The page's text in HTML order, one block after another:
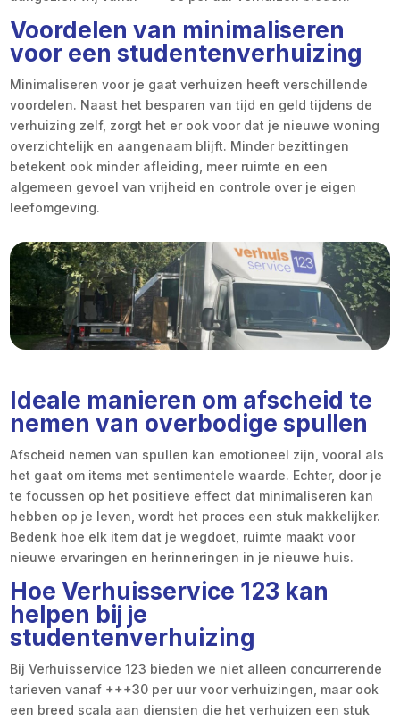
Voordelen van minimaliseren
voor een studentenverhuizing
Minimaliseren voor je gaat verhuizen heeft verschillende
voordelen. Naast het besparen van tijd en geld tijdens de
verhuizing zelf, zorgt het er ook voor dat je nieuwe woning
overzichtelijk en aangenaam blijft. Minder bezittingen
betekent ook minder afleiding, meer ruimte en een
algemeen gevoel van vrijheid en controle over je eigen
leefomgeving.
Ideale manieren om afscheid te
nemen van overbodige spullen
Afscheid nemen van spullen kan emotioneel zijn, vooral als
het gaat om items met sentimentele waarde. Echter, door je
te focussen op het positieve effect dat minimaliseren kan
hebben op je leven, wordt het proces een stuk makkelijker.
Bedenk hoe elk item dat je wegdoet, ruimte maakt voor
nieuwe ervaringen en herinneringen in je nieuwe huis.
Hoe Verhuisservice 123 kan
helpen bij je
studentenverhuizing
Bij Verhuisservice 123 bieden we niet alleen concurrerende
tarieven vanaf +++30 per uur voor verhuizingen, maar ook
een breed scala aan diensten die het verhuizen een stuk